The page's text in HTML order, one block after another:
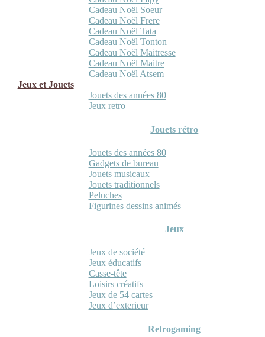
Cadeau Noël Soeur
Cadeau Noël Frere
Cadeau Noël Tata
Cadeau Noël Tonton
Cadeau Noël Maitresse
Cadeau Noël Maitre
Cadeau Noël Atsem
Jeux et Jouets
Jouets des années 80
Jeux retro
Jouets rétro
Jouets des années 80
Gadgets de bureau
Jouets musicaux
Jouets traditionnels
Peluches
Figurines dessins animés
Jeux
Jeux de société
Jeux éducatifs
Casse-tête
Loisirs créatifs
Jeux de 54 cartes
Jeux d’exterieur
Retrogaming